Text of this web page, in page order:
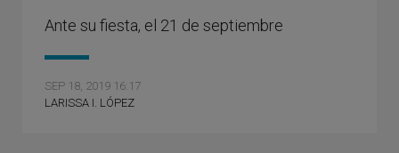
Ante su fiesta, el 21 de septiembre
SEP 18, 2019 16:17
LARISSA I. LÓPEZ